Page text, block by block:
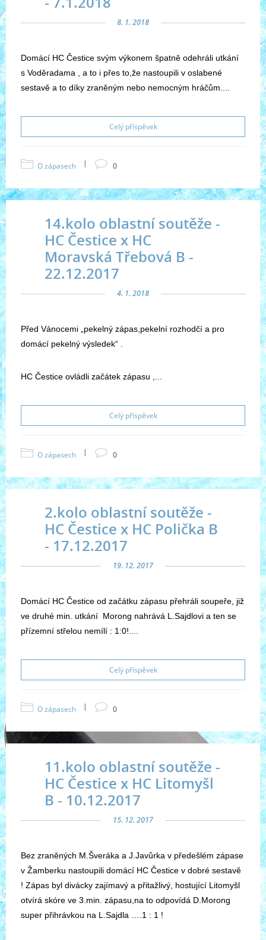
8. 1. 2018
Domácí HC Čestice svým výkonem špatně odehráli utkání
s Voděradama , a to i přes to,že nastoupili v oslabené
sestavě a to díky zraněným nebo nemocným hráčům....
Celý příspěvek
O zápasech | 0
14.kolo oblastní soutěže -
HC Čestice x HC
Moravská Třebová B -
22.12.2017
4. 1. 2018
Před Vánocemi „pekelný zápas,pekelní rozhodčí a pro
domácí pekelný výsledek“ .
HC Čestice ovládli začátek zápasu ,...
Celý příspěvek
O zápasech | 0
2.kolo oblastní soutěže -
HC Čestice x HC Polička B
- 17.12.2017
19. 12. 2017
Domácí HC Čestice od začátku zápasu přehráli soupeře, již
ve druhé min. utkání Morong nahrává L.Sajdlovi a ten se
přízemní střelou nemílí : 1:0!....
Celý příspěvek
O zápasech | 0
11.kolo oblastní soutěže -
HC Čestice x HC Litomyšl
B - 10.12.2017
15. 12. 2017
Bez zraněných M.Šveráka a J.Javůrka v předešlém zápase
v Žamberku nastoupili domácí HC Čestice v dobré sestavě
! Zápas byl divácky zajímavý a přitažlivý, hostující Litomyšl
otvírá skóre ve 3.min. zápasu,na to odpovídá D.Morong
super přihrávkou na L.Sajdla ….1 : 1 !